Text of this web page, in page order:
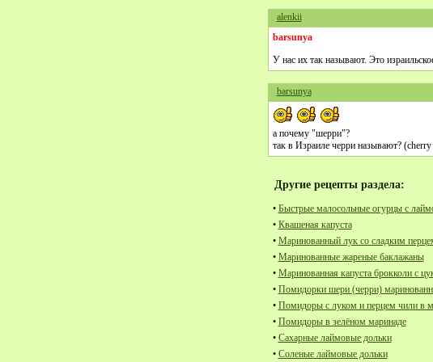
alenkii
barsunya
У нас их так называют. Это
barsunya
а почему "шерри"?
так в Израиле черри называют? (cherry
Другие рецепты раздела:
• Быстрые малосольные огурцы с
• Квашеная капуста
• Маринованный лук со сладким
• Маринованные жареные баклажаны
• Маринованная капуста брокколи с
• Помидорки шери (черри)
• Помидоры с луком и перцем чили в
• Помидоры в зелёном маринаде
• Сахарные лаймовые дольки
• Соленые лаймовые дольки